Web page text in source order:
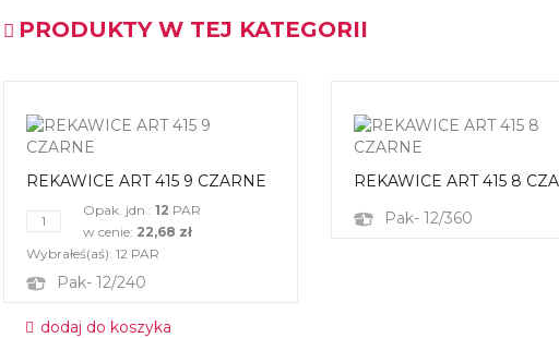
PRODUKTY W TEJ KATEGORII
REKAWICE ART 415 9 CZARNE
Opak. jdn.: 12 PAR
w cenie: 22,68 zł
Wybrałeś(aś): 12 PAR
Pak- 12/240
dodaj do koszyka
REKAWICE ART 415 8
Pak- 12/360